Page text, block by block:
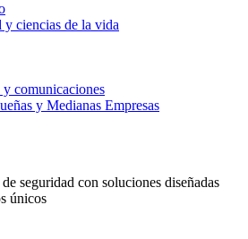
y ciencias de la vida
comunicaciones
y Medianas Empresas
seguridad con soluciones diseñadas
únicos